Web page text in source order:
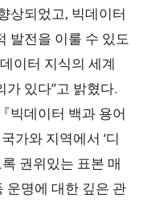
상되었고, 빅데이터
발전을 이룰 수 있도
이터 지식의 세계
있다”고 밝혔다.
빅데이터 백과 용어
가와 지역에서 ‘디
권위있는 표본 매
운명에 대한 깊은 관